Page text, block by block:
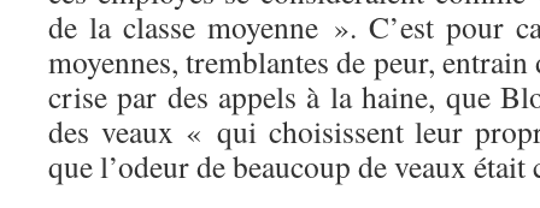
de la classe moyenne ». C’est pour
moyennes, tremblantes de peur,
crise par des appels à la haine, que
des veaux « qui choisissent leur
que l’odeur de beaucoup de veaux